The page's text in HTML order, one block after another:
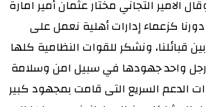
الامير التجاني مختار عثمان أمير امارة
كزعماء إدارات أهلية نعمل على
قبائلنا، ونشكر للقوات النظامية كلها
واحد جهودها في سبيل امن وسلامة
الدعم السريع التى قامت بمجهود كبير